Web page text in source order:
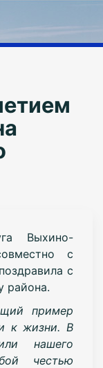
Выхино-
с
с
района.
пример
к жизни. В
нашего
честью